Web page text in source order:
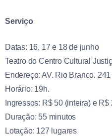
Serviço
Datas: 16, 17 e 18 de junho
Teatro do Centro Cultural
Endereço: AV. Rio Branco.
Horário: 19h.
Ingressos: R$ 50 (inteira) e
Duração: 55 minutos
Lotação: 127 lugares